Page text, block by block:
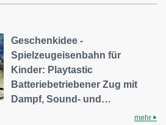
Geschenkidee -
Spielzeugeisenbahn für
Kinder: Playtastic
Batteriebetriebener Zug mit
Dampf, Sound- und…
mehr